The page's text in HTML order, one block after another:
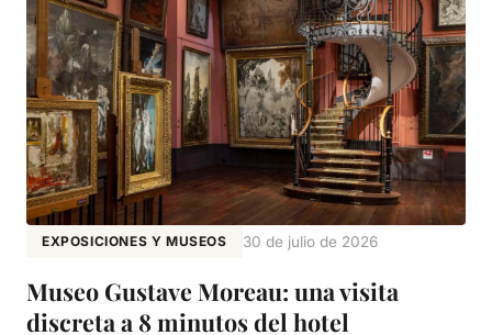
EXPOSICIONES Y MUSEOS 30 de julio de 2026
Museo Gustave Moreau: una visita
discreta a 8 minutos del hotel